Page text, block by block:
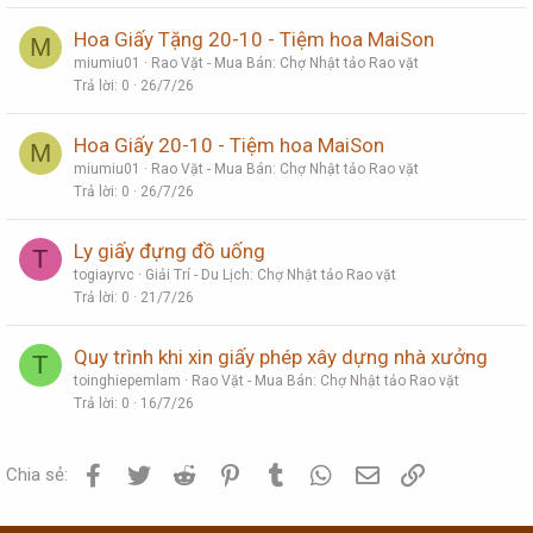
M Hoa Giấy Tặng 20-10 - Tiệm hoa MaiSon
miumiu01
Rao Vặt - Mua Bán: Chợ Nhật tảo Rao vặt
Trả lời 0 26/7/26
M Hoa Giấy 20-10 - Tiệm hoa MaiSon
miumiu01
Rao Vặt - Mua Bán: Chợ Nhật tảo Rao vặt
Trả lời 0 26/7/26
T Ly giấy đựng đồ uống
togiayrvc
Giải Trí - Du Lịch: Chợ Nhật tảo Rao vặt
Trả lời 0 21/7/26
T Quy trình khi xin giấy phép xây dựng nhà xưởng
toinghiepemlam
Rao Vặt - Mua Bán: Chợ Nhật tảo Rao vặt
Trả lời 0 16/7/26
Chia sẻ: Facebook
Twitter Reddit PinterestTumblr WhatsApp
Email